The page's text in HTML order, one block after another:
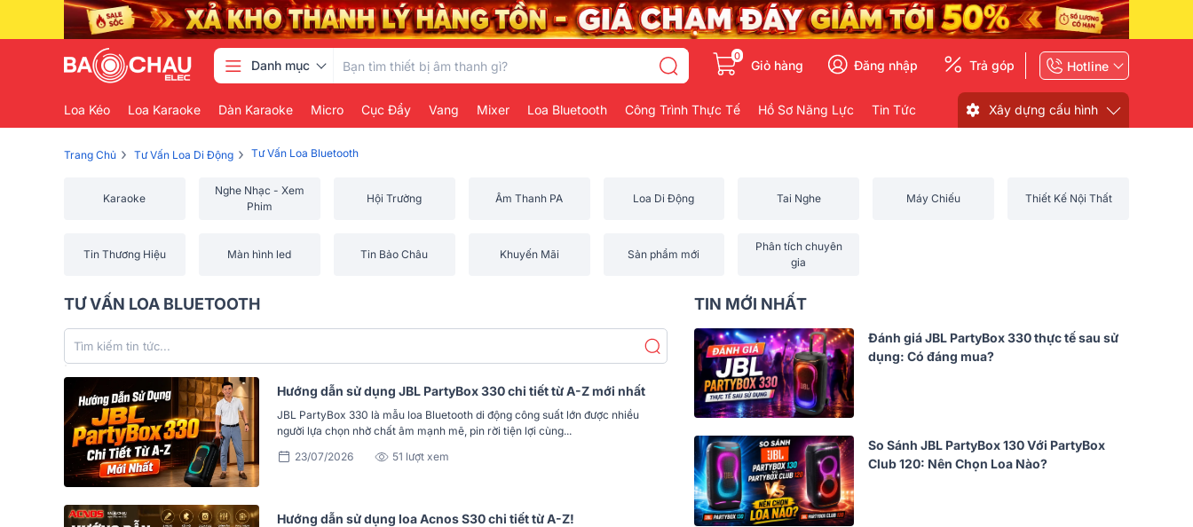
Danh mục
0
Giỏ hàng Đăng nhập Trả góp Hotline
Loa Kéo Loa Karaoke Dàn Karaoke Micro Cục Đẩy Vang Mixer Loa Bluetooth Công Trình Thực Tế Hồ Sơ Năng Lực Tin Tức Xây dựng cấu hình
Trang Chủ › Tư Vấn Loa Di Động › Tư Vấn Loa Bluetooth
Karaoke
Nghe Nhạc - Xem
Phim
Hội Trường Âm Thanh PA Loa Di Động Tai Nghe Máy Chiếu Thiết Kế Nội Thất
Tin Thương Hiệu Màn hình led Tin Bảo Châu Khuyến Mãi Sản phẩm mới
Phân tích chuyên
gia
TƯ VẤN LOA BLUETOOTH
Hướng dẫn sử dụng JBL PartyBox 330 chi tiết từ A-Z mới nhất
JBL PartyBox 330 là mẫu loa Bluetooth di động công suất lớn được nhiều
người lựa chọn nhờ chất âm mạnh mẽ, pin rời tiện lợi cùng...
23/07/2026
51 lượt xem
Hướng dẫn sử dụng loa Acnos S30 chi tiết từ A-Z!
TIN MỚI NHẤT
Đánh giá JBL PartyBox 330 thực tế sau sử
dụng: Có đáng mua?
So Sánh JBL PartyBox 130 Với PartyBox
Club 120: Nên Chọn Loa Nào?